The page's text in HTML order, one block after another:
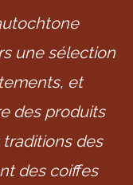
une sélection
et
des produits
des
des coiffes